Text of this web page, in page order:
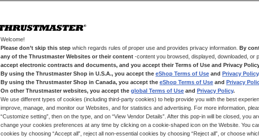
TCA
aviación civil,
Réplicas
lateral de
pasajeros
incluyen todas
civil: desde jets
acrobáticos.
El TCA Officer
emblemáticos
formas y los
179,99 €
Welcome!
Please don’t skip this step which regards rules of proper use and provides privacy information. By
any of the Thrustmaster Websites or their content -content you browsed, displayed, downloaded, or
accept electronic contracts and documents, and you accept their Terms of Use and Privacy
By using the Thrustmaster Shop in U.S.A., you accept the eShop Terms of Use and Privacy Policy
By using the Thrustmaster Shop in Canada, you accept the eShop Terms of Use and Privacy
On other Thrustmaster websites, you accept the global Terms of Use and Privacy Policy.
We use different types of cookies (including third-party cookies) to help provide you with the best
improve, manage, and monitor our Websites, and for statistics and advertising. For more information,
“Customize setting”, then on the type, and on “View Vendor Details”. After this pop-in will be closed, you
change your cookies preferences at any time by clicking on a cookie-shaped icon on the Website. You
cookies by choosing “Accept all”, reject all non-essential cookies by choosing “Reject all”, or choose